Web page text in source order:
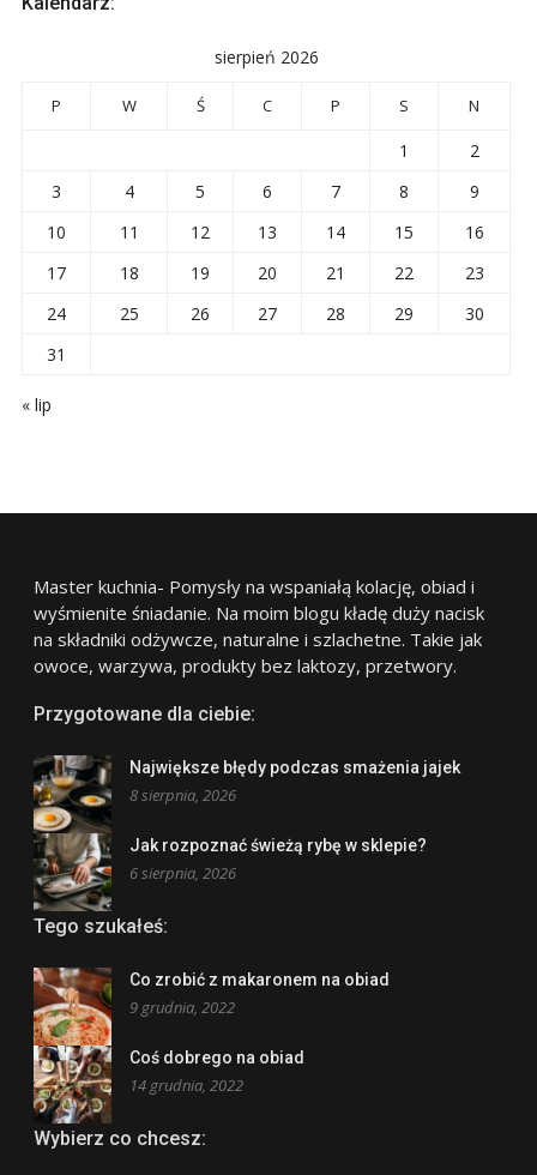
sierpień 2026
P W Ś C P S N
1
2
3
4 5 6 7 8
9
10
11 12 13 14 15
16
17
18 19 20 21 22
23
24
25 26 27 28 29
30
31
« lip
Master kuchnia- Pomysły na wspaniałą kolację, obiad i
wyśmienite śniadanie. Na moim blogu kładę duży nacisk
na składniki odżywcze, naturalne i szlachetne. Takie jak
owoce, warzywa, produkty bez laktozy, przetwory.
Przygotowane dla ciebie:
Największe błędy podczas smażenia jajek
8 sierpnia, 2026
Jak rozpoznać świeżą rybę w sklepie?
6 sierpnia, 2026
Tego szukałeś:
Co zrobić z makaronem na obiad
9 grudnia, 2022
Coś dobrego na obiad
14 grudnia, 2022
Wybierz co chcesz: